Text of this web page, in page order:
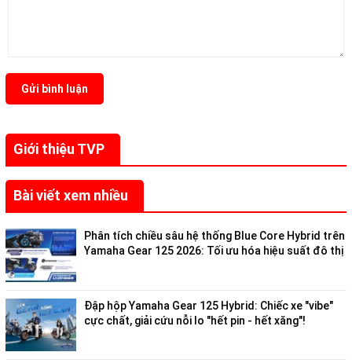
Giới thiệu TVP
Bài viết xem nhiều
Phân tích chiều sâu hệ thống Blue Core Hybrid trên
Yamaha Gear 125 2026: Tối ưu hóa hiệu suất đô thị
Đập hộp Yamaha Gear 125 Hybrid: Chiếc xe "vibe"
cực chất, giải cứu nỗi lo "hết pin - hết xăng"!
Gửi bình luận